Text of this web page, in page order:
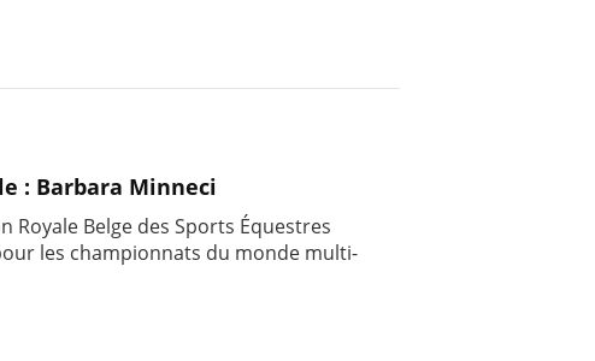
: Barbara Minneci
Royale Belge des Sports Équestres
les championnats du monde multi-